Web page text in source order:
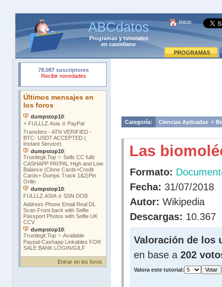
ABCdatos
Programasytutoriales
en castellano
Inicio
PROGRAMAS
Entrar en los foros
Categoría: Ciencias Aplicadas
Las
Formato:
Fecha: 31/07/2018
Autor: Wikipedia
Descargas: 10.367
Valoración de los
en base a 202
Valora este tutorial: